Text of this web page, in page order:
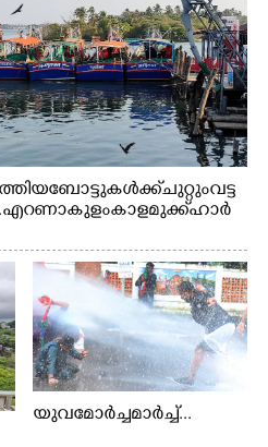
ബോട്ടുകൾക്ക് ചുറ്റും വട്ട
എറണാകുളം കാളമുക്ക് ഹാർ
യുവമോർച്ചമാർച്ച്...